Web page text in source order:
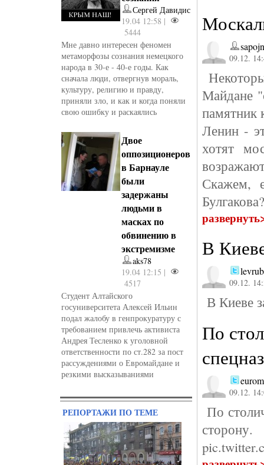
Сергей Давидис
19.04 12:58 |
5444
Мне давно интересен феномен
метаморфозы сознания немецкого
народа в 30-е - 40-е годы. Как
сначала люди, отвергнув мораль,
культуру, религию и правду,
приняли зло, и как и когда поняли
свою ошибку и раскаялись
Двое
оппозиционеров
в Барнауле
были
задержаны
людьми в
масках по
обвинению в
экстремизме
aks78
19.04 12:15 |
4517
Студент Алтайского
госуниверситета Алексей Ильин
подал жалобу в генпрокуратуру с
требованием привлечь активиста
Андрея Тесленко к уголовной
ответственности по ст.282 за пост
рассуждениями о Евромайдане и
резкими высказываниями
РЕПОРТАЖИ ПО ТЕМЕ
09.12.
Майдане
памятник
Ленин -
хотят
Скажем,
В
09.12.
В Киеве
По
09.12.
По